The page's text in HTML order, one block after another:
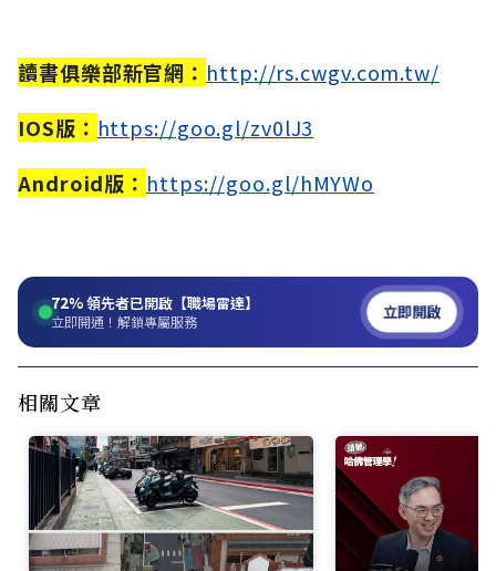
讀書俱樂部新官網： http://rs.cwgv.com.tw/
IOS版： https://goo.gl/zv0lJ3
Android版： https://goo.gl/hMYWo
72%領先者已開啟【職場雷達】
立即開通！解鎖專屬服務 立即開啟
相關文章